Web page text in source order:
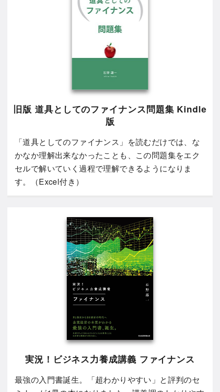
旧版 道具としてのファイナンス問題集 Kindle
版
「道具としてのファイナンス」を読むだけでは、な
かなか理解出来なかったことも、この問題集をエク
セルで解いていく過程で理解できるようになりま
す。（Excel付き）
実況！ビジネス力養成講義 ファイナンス
最強の入門書誕生。「超わかりやすい」と評判のセ